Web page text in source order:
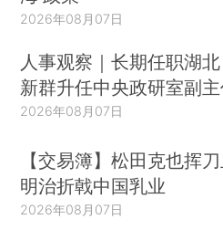
2026年08月07日
人事观察｜长期任职湖
新群升任中央政研室副
2026年08月07日
【交易簿】松田克也挥
明治折戟中国乳业
2026年08月07日